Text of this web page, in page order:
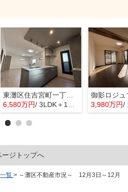
東灘区住吉宮町一丁目 新築戸建 ルーフバルコニーがある家
6,580万円/ 3LDK＋1S(納戸)
御影ロジュ
3,980万円/
ージトップへ
覧 > ～灘区不動産市況～ 12月3日～12月